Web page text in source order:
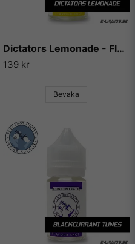
Dictators Lemonade - Flavour Boss
139 kr
Bevaka